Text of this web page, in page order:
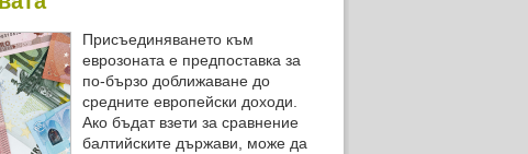
Присъединяването към
еврозоната е предпоставка за
по-бързо доближаване до
средните европейски доходи.
Ако бъдат взети за сравнение
балтийските държави, може да